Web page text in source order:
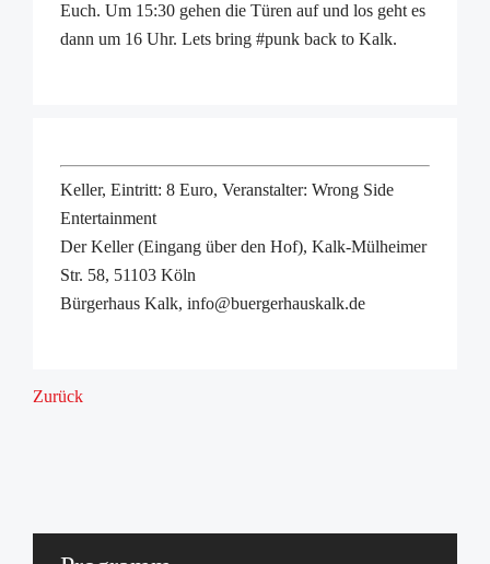
Euch. Um 15:30 gehen die Türen auf und los geht es
dann um 16 Uhr. Lets bring #punk back to Kalk.
Keller, Eintritt: 8 Euro, Veranstalter: Wrong Side
Entertainment
Der Keller (Eingang über den Hof), Kalk-Mülheimer
Str. 58, 51103 Köln
Bürgerhaus Kalk, info@buergerhauskalk.de
Zurück